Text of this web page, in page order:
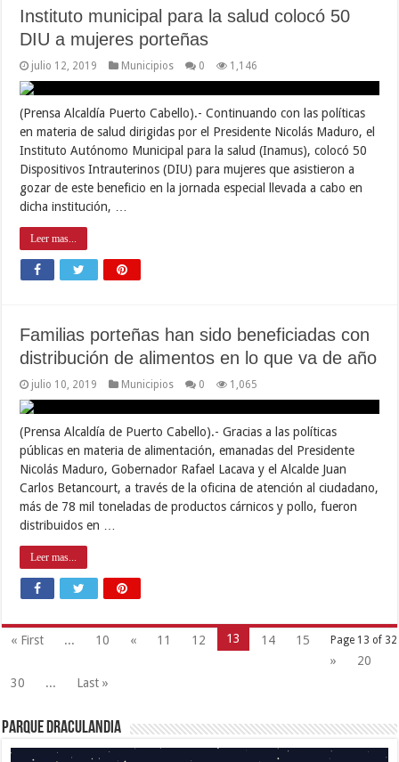
Instituto municipal para la salud colocó 50
DIU a mujeres porteñas
julio 12, 2019 Municipios 0 1,146
(Prensa Alcaldía Puerto Cabello).- Continuando con las políticas
en materia de salud dirigidas por el Presidente Nicolás Maduro, el
Instituto Autónomo Municipal para la salud (Inamus), colocó 50
Dispositivos Intrauterinos (DIU) para mujeres que asistieron a
gozar de este beneficio en la jornada especial llevada a cabo en
dicha institución, …
Leer mas...
Familias porteñas han sido beneficiadas con
distribución de alimentos en lo que va de año
julio 10, 2019 Municipios 0 1,065
(Prensa Alcaldía de Puerto Cabello).- Gracias a las políticas
públicas en materia de alimentación, emanadas del Presidente
Nicolás Maduro, Gobernador Rafael Lacava y el Alcalde Juan
Carlos Betancourt, a través de la oficina de atención al ciudadano,
más de 78 mil toneladas de productos cárnicos y pollo, fueron
distribuidos en …
Leer mas...
Page 13 of 32
« First ... 10 « 11 12 13 14
15
»
20
30
... Last »
Parque Draculandia